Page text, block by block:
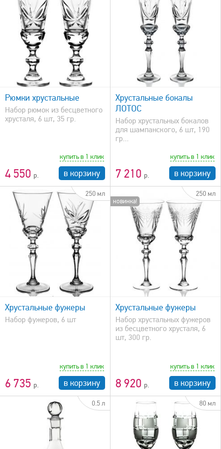
Рюмки хрустальные
Набор рюмок из бесцветного
хрусталя, 6 шт, 35 гр.
4 550
купить в 1 клик
в корзину
быстрый просмотр
Хрустальные бокалы
ЛОТОС
Набор хрустальных бокалов
для шампанского, 6 шт, 190
гр...
7 210
купить в 1 клик
в корзину
250 мл
Хрустальные фужеры
Набор фужеров, 6 шт
6 735
купить в 1 клик
в корзину
новинка!
250 мл
быстрый просмотр
Хрустальные фужеры
Набор хрустальных фужеров
из бесцветного хрусталя, 6
шт, 300 гр.
8 920
купить в 1 клик
в корзину
0.5 л 80 мл